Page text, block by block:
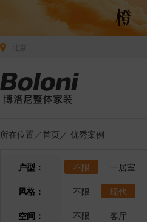
所在位置／首页 ／ 优秀案例
户型： 不限 一居室
风格：
不限 现代
空间：
不限 客厅